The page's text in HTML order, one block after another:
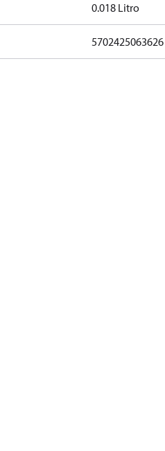
0.018 Litro
5702425063626